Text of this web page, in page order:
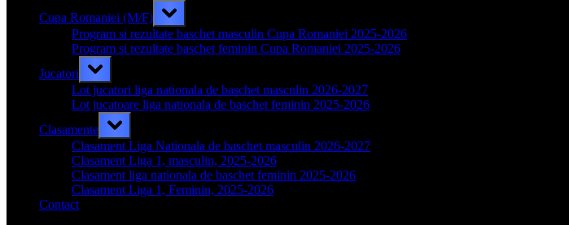
Cupa Romaniei (M/F)
Toggle
sub-
menu
Program si rezultate baschet masculin Cupa Romaniei 2025-2026
Program si rezultate baschet feminin Cupa Romaniei 2025-2026
Jucatori
Toggle
sub-
menu
Lot jucatori liga nationala de baschet masculin 2026-2027
Lot jucatoare liga nationala de baschet feminin 2025-2026
Clasamente
Toggle
sub-
menu
Clasament Liga Nationala de baschet masculin 2026-2027
Clasament Liga 1, masculin, 2025-2026
Clasament liga nationala de baschet feminin 2025-2026
Clasament Liga 1, Feminin, 2025-2026
Contact